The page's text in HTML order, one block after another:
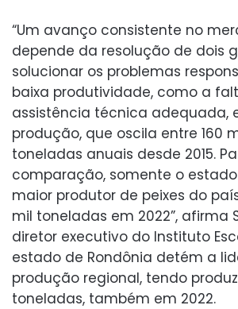
“Um avanço consistente no
depende da resolução de dois
solucionar os problemas
baixa produtividade, como a
assistência técnica adequada,
produção, que oscila entre 160
toneladas anuais desde 2015.
comparação, somente o
maior produtor de peixes do
mil toneladas em 2022”, afirma
diretor executivo do Instituto
estado de Rondônia detém a
produção regional, tendo
toneladas, também em 2022.